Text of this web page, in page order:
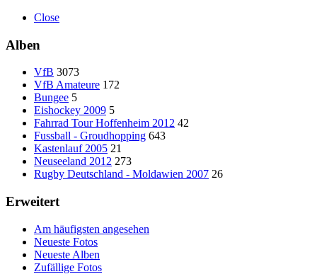
Close
Alben
VfB 3073
VfB Amateure 172
Bungee 5
Eishockey 2009 5
Fahrrad Tour Hoffenheim 2012 42
Fussball - Groudhopping 643
Kastenlauf 2005 21
Neuseeland 2012 273
Rugby Deutschland - Moldawien 2007 26
Erweitert
Am häufigsten angesehen
Neueste Fotos
Neueste Alben
Zufällige Fotos